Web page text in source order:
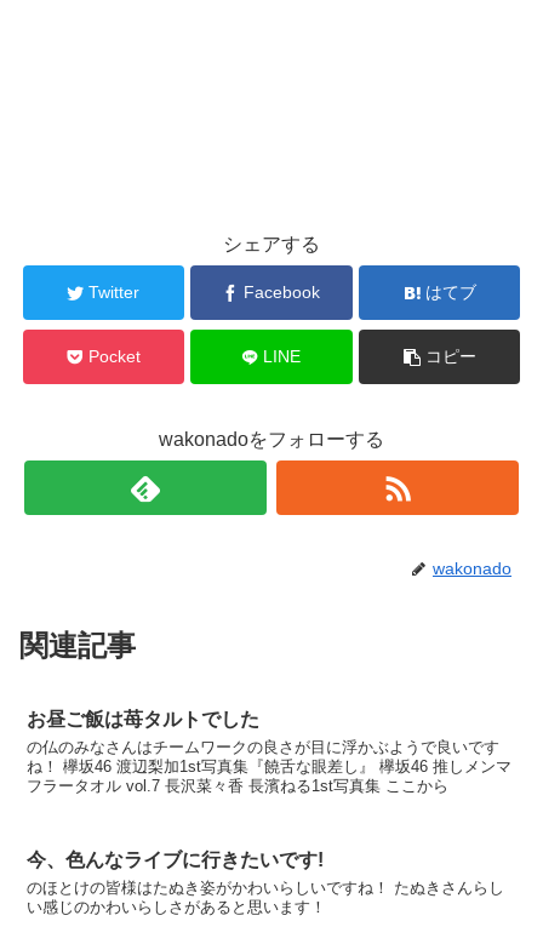
シェアする
Twitter Facebook はてブ
Pocket LINE コピー
wakonadoをフォローする
wakonado
関連記事
お昼ご飯は苺タルトでした
の仏のみなさんはチームワークの良さが目に浮かぶようで良いです
ね！ 欅坂46 渡辺梨加1st写真集『饒舌な眼差し』 欅坂46 推しメンマ
フラータオル vol.7 長沢菜々香 長濱ねる1st写真集 ここから
今、色んなライブに行きたいです!
のほとけの皆様はたぬき姿がかわいらしいですね！ たぬきさんらし
い感じのかわいらしさがあると思います！